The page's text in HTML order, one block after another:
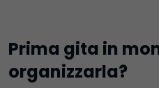
Prima gita in
organizzarla?